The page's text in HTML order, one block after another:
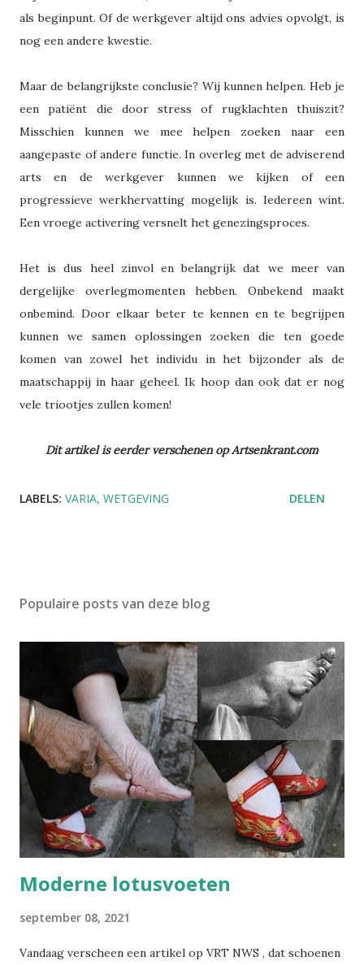
als beginpunt. Of de werkgever altijd ons advies opvolgt, is
nog een andere kwestie.
Maar de belangrijkste conclusie? Wij kunnen helpen. Heb je
een patiënt die door stress of rugklachten thuiszit?
Misschien kunnen we mee helpen zoeken naar een
aangepaste of andere functie. In overleg met de adviserend
arts en de werkgever kunnen we kijken of een
progressieve werkhervatting mogelijk is. Iedereen wint.
Een vroege activering versnelt het genezingsproces.
Het is dus heel zinvol en belangrijk dat we meer van
dergelijke overlegmomenten hebben. Onbekend maakt
onbemind. Door elkaar beter te kennen en te begrijpen
kunnen we samen oplossingen zoeken die ten goede
komen van zowel het individu in het bijzonder als de
maatschappij in haar geheel. Ik hoop dan ook dat er nog
vele triootjes zullen komen!
Dit artikel is eerder verschenen op Artsenkrant.com
LABELS: VARIA WETGEVING DELEN
Populaire posts van deze blog
Moderne lotusvoeten
september 08, 2021
Vandaag verscheen een artikel op VRT NWS , dat schoenen